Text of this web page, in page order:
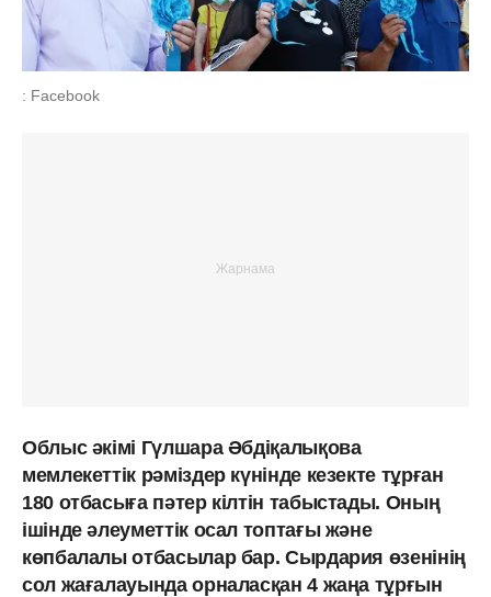
: Facebook
Облыс әкімі Гүлшара Әбдіқалықова
мемлекеттік рәміздер күнінде кезекте тұрған
180 отбасыға пәтер кілтін табыстады. Оның
ішінде әлеуметтік осал топтағы және
көпбалалы отбасылар бар. Сырдария өзенінің
сол жағалауында орналасқан 4 жаңа тұрғын